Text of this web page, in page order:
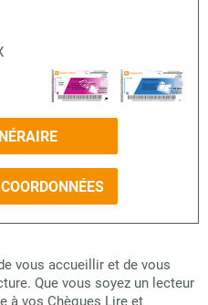
vous accueillir et de vous
Que vous soyez un lecteur
à vos Chèques Lire et